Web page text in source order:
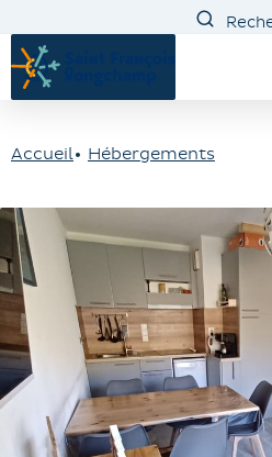
Accueil Hébergements